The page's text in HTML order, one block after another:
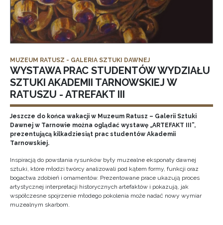
MUZEUM RATUSZ - GALERIA SZTUKI DAWNEJ
WYSTAWA PRAC STUDENTÓW WYDZIAŁU
SZTUKI AKADEMII TARNOWSKIEJ W
RATUSZU - ATREFAKT III
Jeszcze do końca wakacji w Muzeum Ratusz – Galerii Sztuki
Dawnej w Tarnowie można oglądać wystawę „ARTEFAKT III”,
prezentującą kilkadziesiąt prac studentów Akademii
Tarnowskiej.
Inspiracją do powstania rysunków były muzealne eksponaty dawnej
sztuki, które młodzi twórcy analizowali pod kątem formy, funkcji oraz
bogactwa zdobień i ornamentów. Prezentowane prace ukazują proces
artystycznej interpretacji historycznych artefaktów i pokazują, jak
współczesne spojrzenie młodego pokolenia może nadać nowy wymiar
muzealnym skarbom.